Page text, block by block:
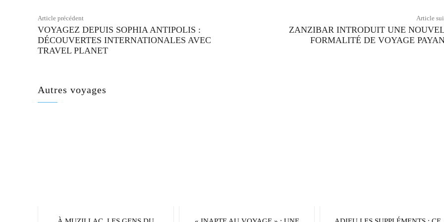
Article précédent
VOYAGEZ DEPUIS SOPHIA ANTIPOLIS :
DÉCOUVERTES INTERNATIONALES AVEC
TRAVEL PLANET
Article
ZANZIBAR INTRODUIT UNE
FORMALITÉ DE VOYAGE
Autres voyages